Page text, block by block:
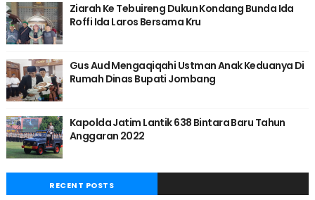
Ziarah Ke Tebuireng Dukun Kondang Bunda Ida
Roffi Ida Laros Bersama Kru
Gus Aud Mengaqiqahi Ustman Anak Keduanya Di
Rumah Dinas Bupati Jombang
Kapolda Jatim Lantik 638 Bintara Baru Tahun
Anggaran 2022
RECENT POSTS